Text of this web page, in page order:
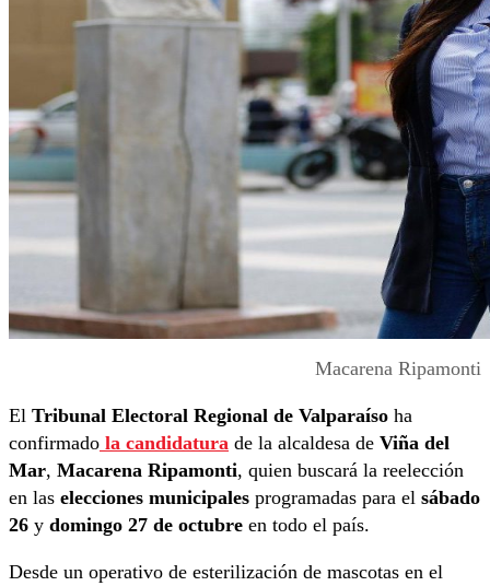
Macarena Ripamonti
El Tribunal Electoral Regional de Valparaíso ha
confirmado la candidatura de la alcaldesa de Viña del
Mar, Macarena Ripamonti, quien buscará la reelección
en las elecciones municipales programadas para el sábado
26 y domingo 27 de octubre en todo el país.
Desde un operativo de esterilización de mascotas en el